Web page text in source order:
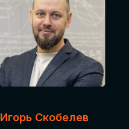
Игорь Скобелев